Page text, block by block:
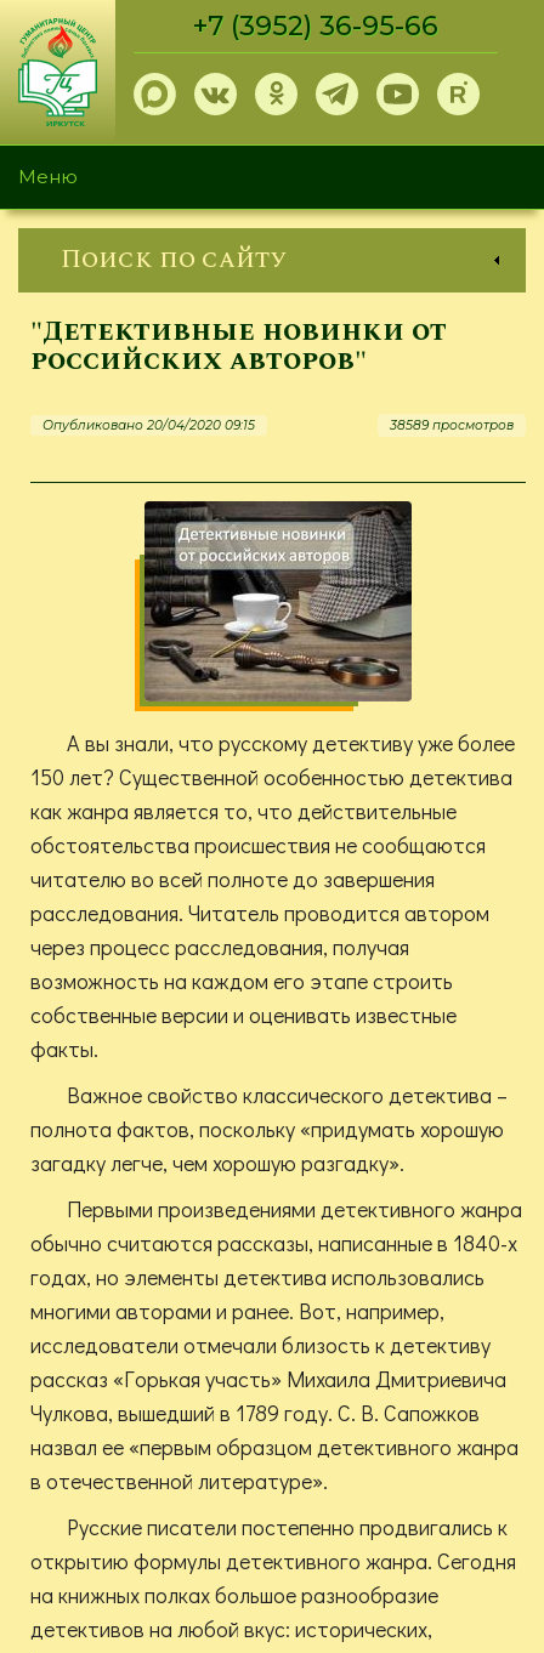
Перейти
основному
содержанию
+7 (3952) 36-95-66
Меню
Поиск по сайту
"Детективные новинки от
российских авторов"
Опубликовано 20/04/2020 09:15 38589 просмотров
А вы знали, что русскому детективу уже более
150 лет? Существенной особенностью детектива
как жанра является то, что действительные
обстоятельства происшествия не сообщаются
читателю во всей полноте до завершения
расследования. Читатель проводится автором
через процесс расследования, получая
возможность на каждом его этапе строить
собственные версии и оценивать известные
факты.
Важное свойство классического детектива –
полнота фактов, поскольку «придумать хорошую
загадку легче, чем хорошую разгадку».
Первыми произведениями детективного жанра
обычно считаются рассказы, написанные в 1840-х
годах, но элементы детектива использовались
многими авторами и ранее. Вот, например,
исследователи отмечали близость к детективу
рассказ «Горькая участь» Михаила Дмитриевича
Чулкова, вышедший в 1789 году. С. В. Сапожков
назвал ее «первым образцом детективного жанра
в отечественной литературе».
Русские писатели постепенно продвигались к
открытию формулы детективного жанра. Сегодня
на книжных полках большое разнообразие
детективов на любой вкус: исторических,